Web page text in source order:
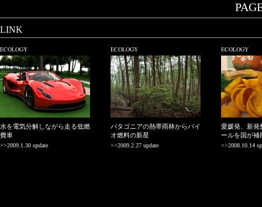
LINK
ECOLOGY
水を電気分解しながら走る低燃
費車
>>2009.1.30 update
ECOLOGY
パタゴニアの熱帯雨林からバイ
オ燃料の新星
>>2009.2.27 update
ECOLOGY
愛媛発、新発
ールを国が補
>>2008.10.14